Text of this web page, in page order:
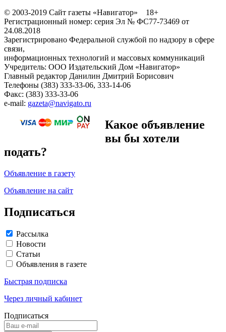
© 2003-2019 Сайт газеты «Навигатор» 18+
Регистрационный номер: серия Эл № ФС77-73469 от
24.08.2018
Зарегистрировано Федеральной службой по надзору в сфере
связи,
информационных технологий и массовых коммуникаций
Учредитель: ООО Издательский Дом «Навигатор»
Главный редактор Данилин Дмитрий Борисович
Телефоны (383) 333-33-06, 333-14-06
Факс: (383) 333-33-06
e-mail: gazeta@navigato.ru
Какое объявление
вы бы хотели
подать?
Объявление в газету
Объявление на сайт
Подписаться
Рассылка
Новости
Статьи
Объявления в газете
Быстрая подписка
Через личный кабинет
Подписаться